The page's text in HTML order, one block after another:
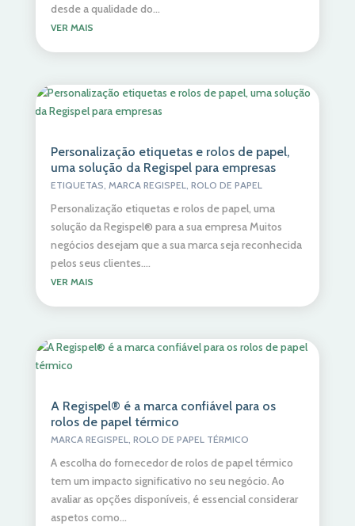
desde a qualidade do...
VER MAIS
Personalização etiquetas e rolos de papel,
uma solução da Regispel para empresas
ETIQUETAS MARCA REGISPEL ROLO DE PAPEL
Personalização etiquetas e rolos de papel, uma
solução da Regispel® para a sua empresa Muitos
negócios desejam que a sua marca seja reconhecida
pelos seus clientes....
VER MAIS
A Regispel® é a marca confiável para os
rolos de papel térmico
MARCA REGISPEL ROLO DE PAPEL TÉRMICO
A escolha do fornecedor de rolos de papel térmico
tem um impacto significativo no seu negócio. Ao
avaliar as opções disponíveis, é essencial considerar
aspetos como...